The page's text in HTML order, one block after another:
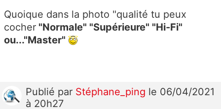
Quoique dans la photo "qualité tu peux
cocher "Normale" "Supérieure" "Hi-Fi"
ou..."Master"
Publié par Stéphane_ping le 06/04/2021
à 20h27